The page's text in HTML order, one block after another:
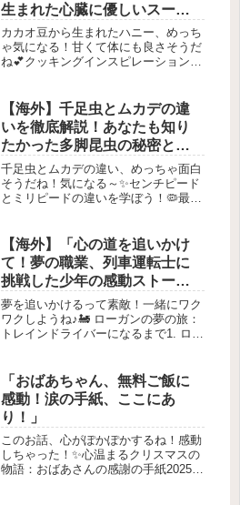
生まれた心臓に優しいスーパ
ーハニーとは？」
カカオ豆から生まれたハニー、めっち
ゃ気になる！甘くて体にも良さそうだ
ね💕クッキングインスピレーション！
すごい発見をしたんだって！🧐 それ
は、使い古されたカカオ豆の殻を使っ
て...
【海外】千足虫とムカデの違
いを徹底解説！あなたも知り
たかった多脚昆虫の秘密と
は？
千足虫とムカデの違い、めっちゃ面白
そうだね！気になる～✨センチピード
とミリピードの違いを学ぼう！🦠最近
ンチピードで、どっちがミリピードか
って、結構混乱しちゃうよね。今回は
こ...
【海外】「心の道を追いかけ
て！夢の職業、列車運転士に
挑戦した少年の感動ストーリ
ー」
夢を追いかけるって素敵！一緒にワク
ワクしようね♪🚂 ローガンの夢の旅：
トレインドライバーになるまで1. ロー
ロガン・スモールウッド君の素敵なス
トーリーを紹介するよ✨。彼は子...
「おばあちゃん、無料ご飯に
感動！涙の手紙、ここにあ
り！」
このお話、心がぽかぽかするね！感動
しちゃった！✨心温まるクリスマスの
物語：おばあさんの感謝の手紙2025年